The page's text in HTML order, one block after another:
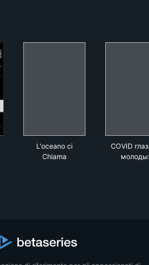
L'oceano ci
Chiama
COVID